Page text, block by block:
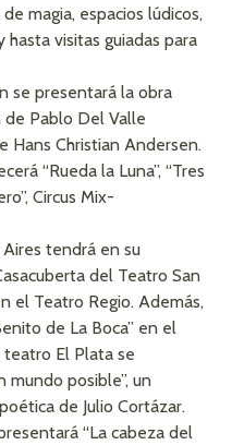
magia, espacios lúdicos,
visitas guiadas para
se presentará la obra
de Pablo Del Valle
Hans Christian Andersen.
“Rueda la Luna”, “Tres
Circus Mix-
tendrá en su
del Teatro San
el Teatro Regio. Además,
de La Boca” en el
El Plata se
mundo posible”, un
de Julio Cortázar.
“La cabeza del